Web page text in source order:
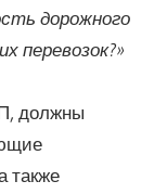
дорожного
перевозок?»
должны
также